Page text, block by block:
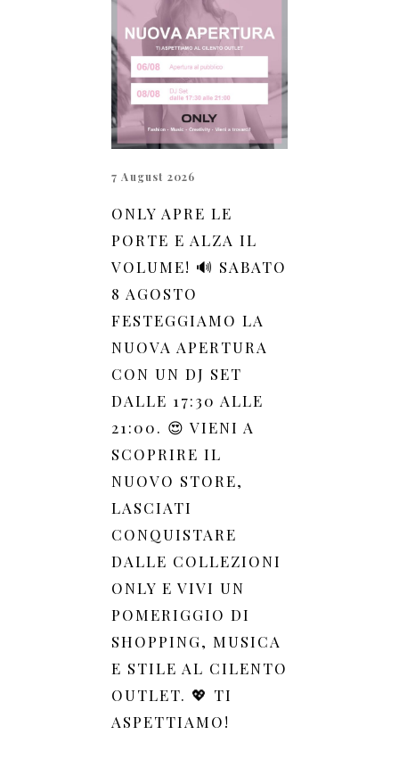
7 August 2026
ONLY APRE LE
PORTE E ALZA IL
VOLUME! 🔊 SABATO
8 AGOSTO
FESTEGGIAMO LA
NUOVA APERTURA
CON UN DJ SET
DALLE 17:30 ALLE
21:00. 😍 VIENI A
SCOPRIRE IL
NUOVO STORE,
LASCIATI
CONQUISTARE
DALLE COLLEZIONI
ONLY E VIVI UN
POMERIGGIO DI
SHOPPING, MUSICA
E STILE AL CILENTO
OUTLET. 💖 TI
ASPETTIAMO!